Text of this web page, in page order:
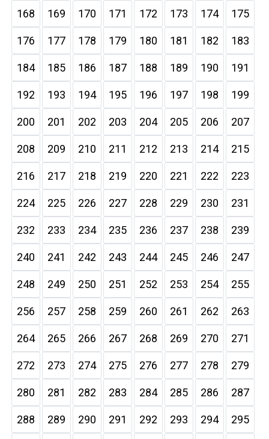
168 169 170 171 172 173 174 175
176 177 178 179 180 181 182 183
184 185 186 187 188 189 190 191
192 193 194 195 196 197 198 199
200 201 202 203 204 205 206 207
208 209 210 211 212 213 214 215
216 217 218 219 220 221 222 223
224 225 226 227 228 229 230 231
232 233 234 235 236 237 238 239
240 241 242 243 244 245 246 247
248 249 250 251 252 253 254 255
256 257 258 259 260 261 262 263
264 265 266 267 268 269 270 271
272 273 274 275 276 277 278 279
280 281 282 283 284 285 286 287
288 289 290 291 292 293 294 295